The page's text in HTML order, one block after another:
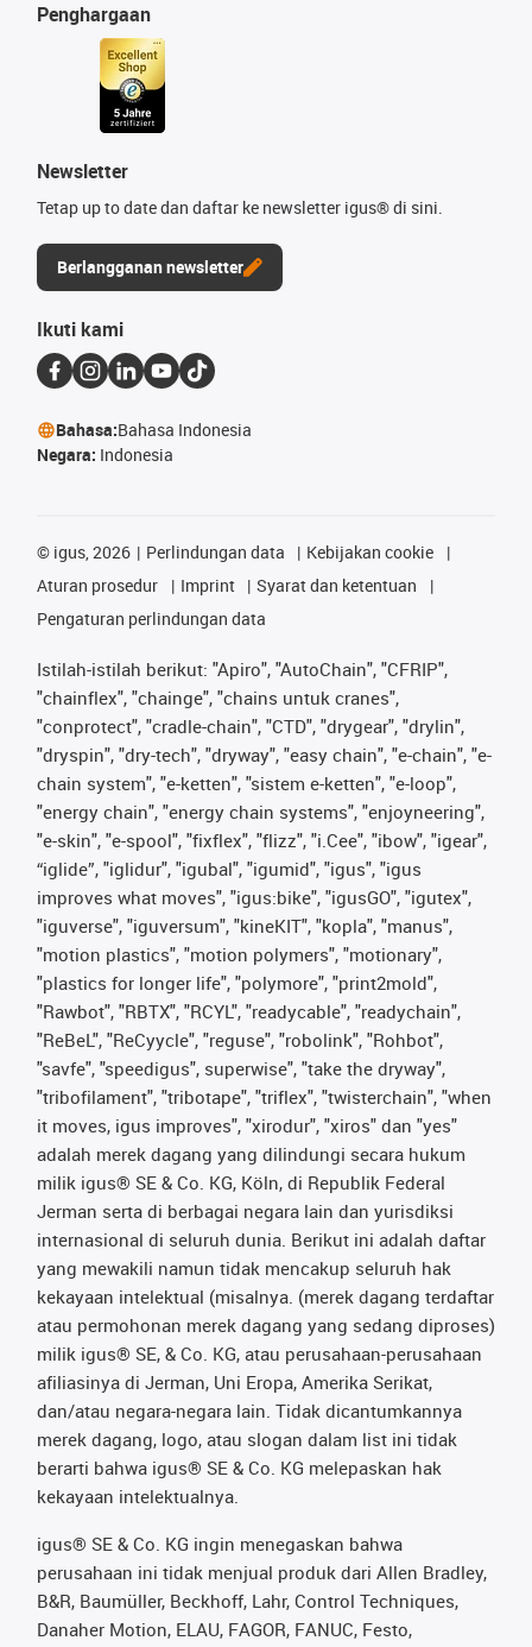
Penghargaan
Newsletter
Tetap up to date dan daftar ke newsletter igus® di sini.
Berlangganan newsletter
Ikuti kami
Bahasa:Bahasa Indonesia
Negara: Indonesia
© igus, 2026 Perlindungan data
Kebijakan cookie
Aturan prosedur
Imprint
Syarat dan ketentuan
Pengaturan perlindungan data
Istilah-istilah berikut: "Apiro", "AutoChain", "CFRIP",
"chainflex", "chainge", "chains untuk cranes",
"conprotect", "cradle-chain", "CTD", "drygear", "drylin",
"dryspin", "dry-tech", "dryway", "easy chain", "e-chain", "e-
chain system", "e-ketten", "sistem e-ketten", "e-loop",
"energy chain", "energy chain systems", "enjoyneering",
"e-skin", "e-spool", "fixflex", "flizz", "i.Cee", "ibow", "igear",
“iglide”, "iglidur", "igubal", "igumid", "igus", "igus
improves what moves", "igus:bike", "igusGO", "igutex",
"iguverse", "iguversum", "kineKIT", "kopla", "manus",
"motion plastics", "motion polymers", "motionary",
"plastics for longer life", "polymore", "print2mold",
"Rawbot", "RBTX", "RCYL", "readycable", "readychain",
"ReBeL", "ReCyycle", "reguse", "robolink", "Rohbot",
"savfe", "speedigus", superwise", "take the dryway",
"tribofilament", "tribotape", "triflex", "twisterchain", "when
it moves, igus improves", "xirodur", "xiros" dan "yes"
adalah merek dagang yang dilindungi secara hukum
milik igus® SE & Co. KG, Köln, di Republik Federal
Jerman serta di berbagai negara lain dan yurisdiksi
internasional di seluruh dunia. Berikut ini adalah daftar
yang mewakili namun tidak mencakup seluruh hak
kekayaan intelektual (misalnya. (merek dagang terdaftar
atau permohonan merek dagang yang sedang diproses)
milik igus® SE, & Co. KG, atau perusahaan-perusahaan
afiliasinya di Jerman, Uni Eropa, Amerika Serikat,
dan/atau negara-negara lain. Tidak dicantumkannya
merek dagang, logo, atau slogan dalam list ini tidak
berarti bahwa igus® SE & Co. KG melepaskan hak
kekayaan intelektualnya.
igus® SE & Co. KG ingin menegaskan bahwa
perusahaan ini tidak menjual produk dari Allen Bradley,
B&R, Baumüller, Beckhoff, Lahr, Control Techniques,
Danaher Motion, ELAU, FAGOR, FANUC, Festo,